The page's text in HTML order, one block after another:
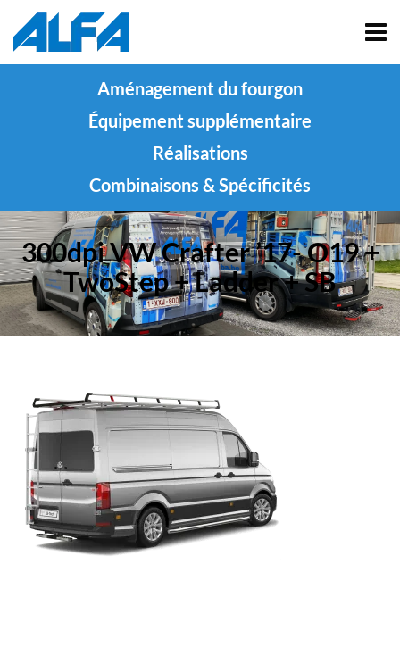
Aménagement du fourgon
Équipement supplémentaire
Réalisations
Combinaisons & Spécificités
300dpi VW Crafter ’17- O19 +
TwoStep + Ladder + SB